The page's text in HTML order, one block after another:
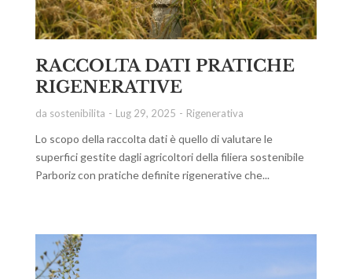
RACCOLTA DATI PRATICHE
RIGENERATIVE
da sostenibilita Lug 29, 2025 Rigenerativa
Lo scopo della raccolta dati è quello di valutare le
superfici gestite dagli agricoltori della filiera sostenibile
Parboriz con pratiche definite rigenerative che...